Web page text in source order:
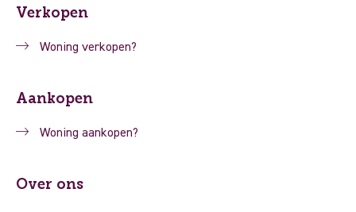
Verkopen
Woning verkopen?
Aankopen
Woning aankopen?
Over ons